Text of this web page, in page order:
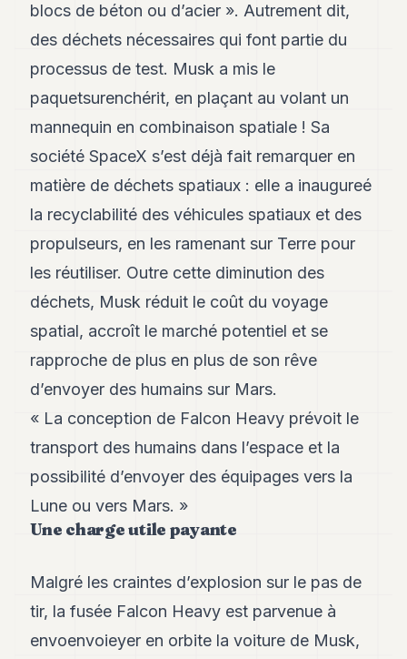
18
Andy
16
Andy
Andy
14
13
Andy
12
Andy
Andy
10
9
Andy
8
Andy
Andy
6
5
Andy
3
TECH
ART
DE
VIVRE
blocs de béton ou d’acier ». Autrement dit,
des déchets nécessaires qui font partie du
processus de test. Musk a mis le
paquetsurenchérit, en plaçant au volant un
mannequin en combinaison spatiale ! Sa
société SpaceX s’est déjà fait remarquer en
matière de déchets spatiaux : elle a inaugureé
la recyclabilité des véhicules spatiaux et des
propulseurs, en les ramenant sur Terre pour
les réutiliser. Outre cette diminution des
déchets, Musk réduit le coût du voyage
spatial, accroît le marché potentiel et se
rapproche de plus en plus de son rêve
d’envoyer des humains sur Mars.
« La conception de Falcon Heavy prévoit le
transport des humains dans l’espace et la
possibilité d’envoyer des équipages vers la
Lune ou vers Mars. »
Une charge utile payante
Malgré les craintes d’explosion sur le pas de
tir, la fusée Falcon Heavy est parvenue à
envoenvoieyer en orbite la voiture de Musk,